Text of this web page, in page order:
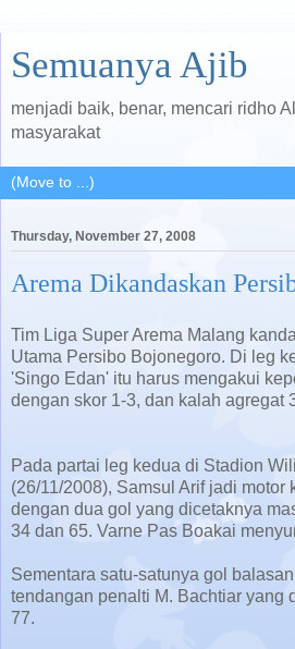
Semuanya Ajib
menjadi baik, benar, mencari ridho
masyarakat
Thursday, November 27, 2008
Arema Dikandaskan
Tim Liga Super Arema Malang
Utama Persibo Bojonegoro. Di leg
'Singo Edan' itu harus mengakui
dengan skor 1-3, dan kalah agregat
Pada partai leg kedua di Stadion
(26/11/2008), Samsul Arif jadi motor
dengan dua gol yang dicetaknya
34 dan 65. Varne Pas Boakai
Sementara satu-satunya gol
tendangan penalti M. Bachtiar yang
77.